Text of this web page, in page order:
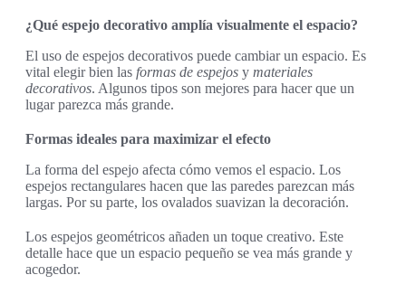
¿Qué espejo decorativo amplía visualmente el espacio?
El uso de espejos decorativos puede cambiar un espacio. Es
vital elegir bien las formas de espejos y materiales
decorativos. Algunos tipos son mejores para hacer que un
lugar parezca más grande.
Formas ideales para maximizar el efecto
La forma del espejo afecta cómo vemos el espacio. Los
espejos rectangulares hacen que las paredes parezcan más
largas. Por su parte, los ovalados suavizan la decoración.
Los espejos geométricos añaden un toque creativo. Este
detalle hace que un espacio pequeño se vea más grande y
acogedor.